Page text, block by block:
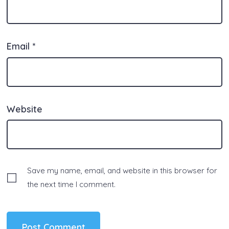
Email *
Website
Save my name, email, and website in this browser for
the next time I comment.